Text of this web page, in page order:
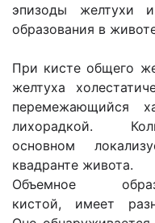
эпизоды желтухи
образования в
При кисте общего
желтуха
перемежающийся
лихорадкой.
основном
квадранте живо­та.
Объемное
кистой, имеет